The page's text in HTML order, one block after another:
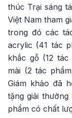
thúc Trại sáng
Việt Nam tham
trong đó các
acrylic (41 tác
khắc gỗ (12
mài (2 tác
Giám khảo đã
tặng giải
phẩm có chất